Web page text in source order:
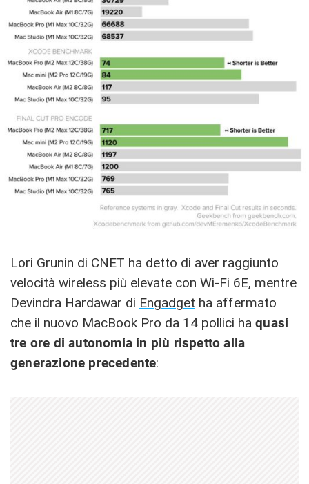
Lori Grunin di CNET ha detto di aver raggiunto
velocità wireless più elevate con Wi-Fi 6E, mentre
Devindra Hardawar di Engadget ha affermato
che il nuovo MacBook Pro da 14 pollici ha quasi
tre ore di autonomia in più rispetto alla
generazione precedente: